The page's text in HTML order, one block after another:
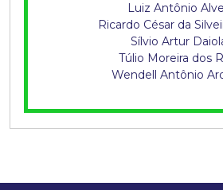
Luiz Antônio
Ricardo César da
Sílvio Artur
Túlio Moreira dos
Wendell Antônio